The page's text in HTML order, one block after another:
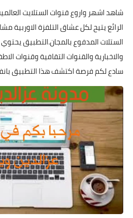
شاهد اشهر واروع قنوات الستلايت
الرائع يتيح لكل عشاق التلفزة
الستلات المدفوع بالمجان.التطبيق
والاخبارية والقنوات التقافية وقنوات
سادع لكم فرصة اكتشف هذا التطبيق